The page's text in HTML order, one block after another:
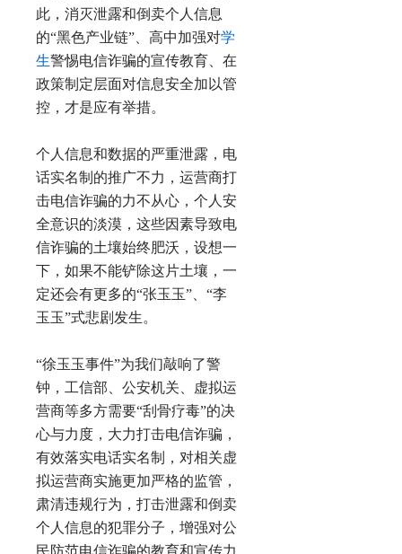
此，消灭泄露和倒卖个人信息
的“黑色产业链”、高中加强对学
生警惕电信诈骗的宣传教育、在
政策制定层面对信息安全加以管
控，才是应有举措。
个人信息和数据的严重泄露，电
话实名制的推广不力，运营商打
击电信诈骗的力不从心，个人安
全意识的淡漠，这些因素导致电
信诈骗的土壤始终肥沃，设想一
下，如果不能铲除这片土壤，一
定还会有更多的“张玉玉”、“李
玉玉”式悲剧发生。
“徐玉玉事件”为我们敲响了警
钟，工信部、公安机关、虚拟运
营商等多方需要“刮骨疗毒”的决
心与力度，大力打击电信诈骗，
有效落实电话实名制，对相关虚
拟运营商实施更加严格的监管，
肃清违规行为，打击泄露和倒卖
个人信息的犯罪分子，增强对公
民防范电信诈骗的教育和宣传力